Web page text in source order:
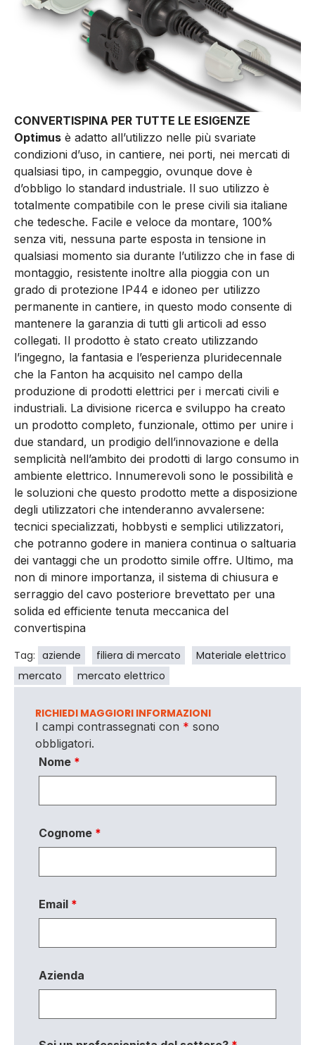
CONVERTISPINA PER TUTTE LE ESIGENZE
Optimus è adatto all’utilizzo nelle più svariate
condizioni d’uso, in cantiere, nei porti, nei mercati di
qualsiasi tipo, in campeggio, ovunque dove è
d’obbligo lo standard industriale. Il suo utilizzo è
totalmente compatibile con le prese civili sia italiane
che tedesche. Facile e veloce da montare, 100%
senza viti, nessuna parte esposta in tensione in
qualsiasi momento sia durante l’utilizzo che in fase di
montaggio, resistente inoltre alla pioggia con un
grado di protezione IP44 e idoneo per utilizzo
permanente in cantiere, in questo modo consente di
mantenere la garanzia di tutti gli articoli ad esso
collegati. Il prodotto è stato creato utilizzando
l’ingegno, la fantasia e l’esperienza pluridecennale
che la Fanton ha acquisito nel campo della
produzione di prodotti elettrici per i mercati civili e
industriali. La divisione ricerca e sviluppo ha creato
un prodotto completo, funzionale, ottimo per unire i
due standard, un prodigio dell’innovazione e della
semplicità nell’ambito dei prodotti di largo consumo in
ambiente elettrico. Innumerevoli sono le possibilità e
le soluzioni che questo prodotto mette a disposizione
degli utilizzatori che intenderanno avvalersene:
tecnici specializzati, hobbysti e semplici utilizzatori,
che potranno godere in maniera continua o saltuaria
dei vantaggi che un prodotto simile offre. Ultimo, ma
non di minore importanza, il sistema di chiusura e
serraggio del cavo posteriore brevettato per una
solida ed efficiente tenuta meccanica del
convertispina
Tag: aziende filiera di mercato
Materiale elettrico
mercato
mercato elettrico
RICHIEDI MAGGIORI INFORMAZIONI
I campi contrassegnati con * sono
obbligatori.
Nome *
Cognome *
Email *
Azienda